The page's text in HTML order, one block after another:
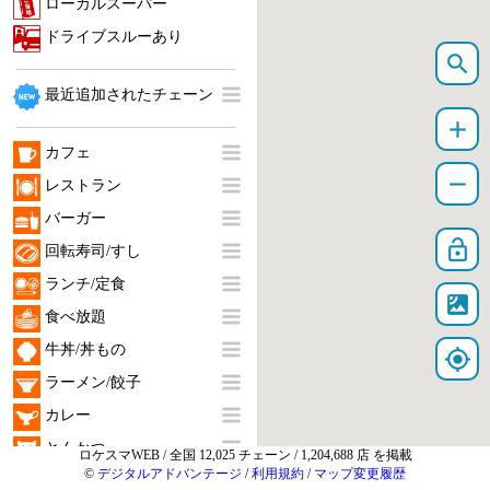
search
add
remove
lock_open
satellite
my_location
ロケスマWEB / 全国 12,025 チェーン / 1,204,688 店 を掲載
© デジタルアドバンテージ /利用規約 / マップ変更履歴